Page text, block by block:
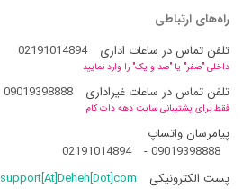
راه‌های ارتباطی
تلفن تماس در ساعات اداری
02191014894
داخلی "صفر" یا "صد و یک" را وارد نمایید
تلفن تماس در ساعات غیراداری 09019398888
فقط برای پشتیبانی سایت دهه دات کام
پیامرسان واتساپ
09019398888
-
02191014894
پست الکترونیکی
support[At]Deheh[Dot]com